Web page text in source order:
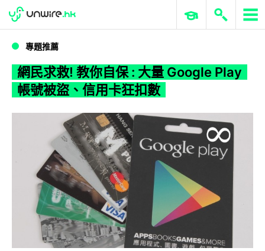
WWDC 2026 ERP 與商業 AI
專題推薦
網民求救! 教你自保 : 大量 Google Play
帳號被盜、信用卡狂扣數